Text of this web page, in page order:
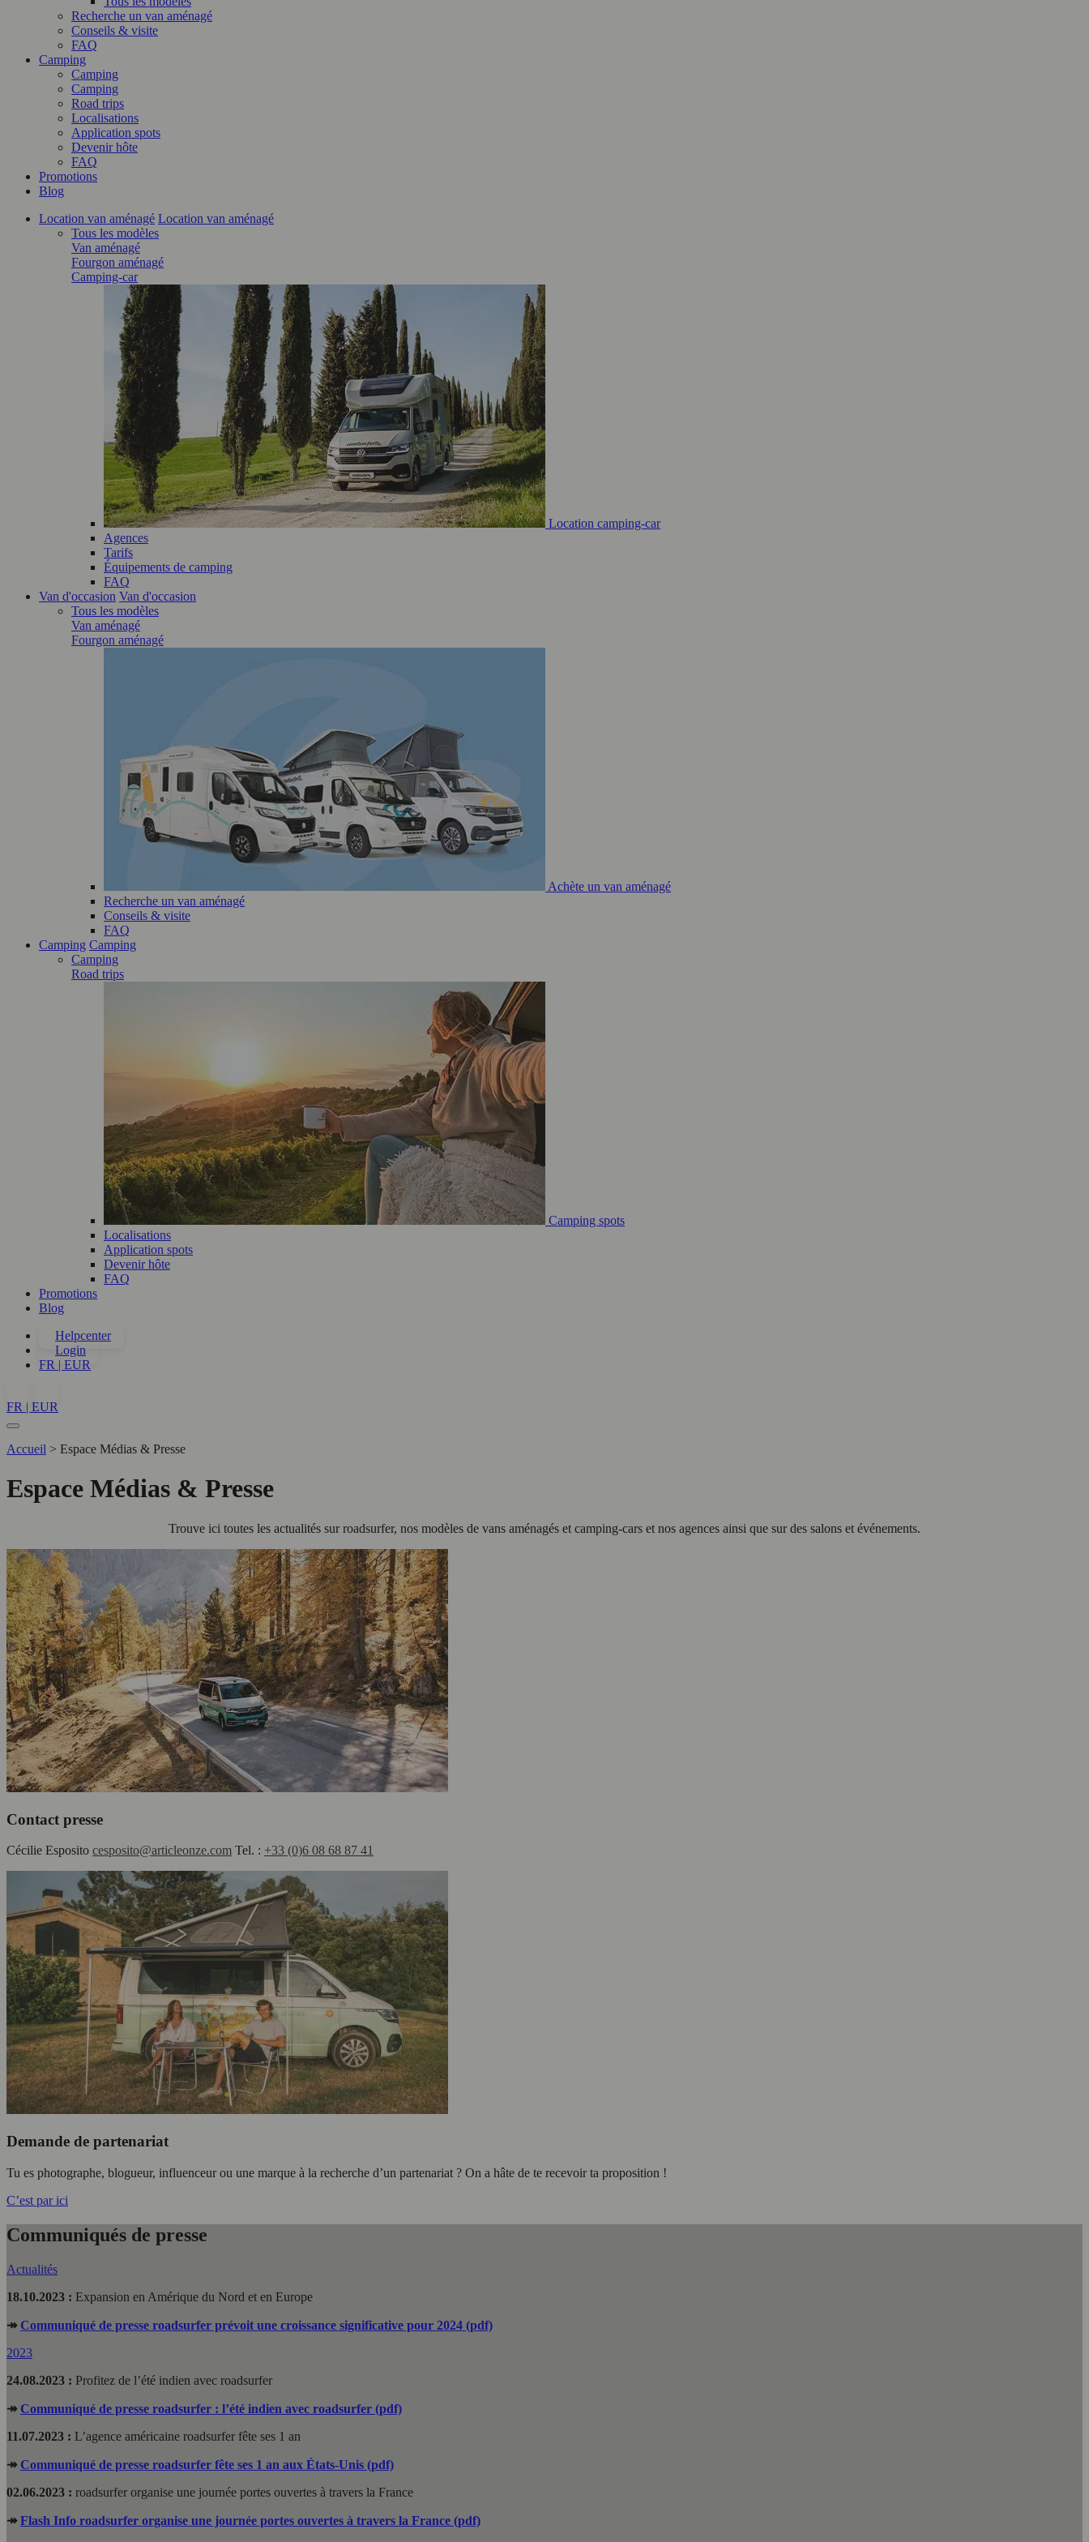
Recherche un van aménagé
Conseils & visite
FAQ
Camping
Camping
Camping
Road trips
Localisations
Application spots
Devenir hôte
FAQ
Promotions
Blog
Location van aménagé Location van aménagé
Tous les modèles
Van aménagé
Fourgon aménagé
Camping-car
Location camping-car
Agences
Tarifs
Équipements de camping
FAQ
Van d'occasion Van d'occasion
Tous les modèles
Van aménagé
Fourgon aménagé
Achète un van aménagé
Recherche un van aménagé
Conseils & visite
FAQ
Camping Camping
Camping
Road trips
Camping spots
Localisations
Application spots
Devenir hôte
FAQ
Promotions
Blog
Helpcenter
Login
FR | EUR
FR | EUR
Accueil > Espace Médias & Presse
Espace Médias & Presse
Trouve ici toutes les actualités sur roadsurfer, nos modèles de vans aménagés et camping-cars et nos agences ainsi que sur des salons et événements.
Contact presse
Cécilie Esposito cesposito@articleonze.com Tel. : +33 (0)6 08 68 87 41
Demande de partenariat
Tu es photographe, blogueur, influenceur ou une marque à la recherche d’un partenariat ? On a hâte de te recevoir ta proposition !
C’est par ici
Communiqués de presse
Actualités
18.10.2023 : Expansion en Amérique du Nord et en Europe
↠ Communiqué de presse roadsurfer prévoit une croissance significative pour 2024 (pdf)
2023
24.08.2023 : Profitez de l’été indien avec roadsurfer
↠ Communiqué de presse roadsurfer : l’été indien avec roadsurfer (pdf)
11.07.2023 : L’agence américaine roadsurfer fête ses 1 an
↠ Communiqué de presse roadsurfer fête ses 1 an aux États-Unis (pdf)
02.06.2023 : roadsurfer organise une journée portes ouvertes à travers la France
↠Flash Info roadsurfer organise une journée portes ouvertes à travers la France (pdf)